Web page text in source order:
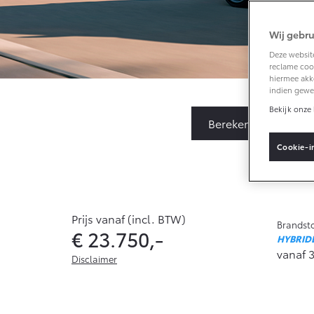
BATTERIJ-
Vanaf € 37.995,-
WATERSTOF-
Bereken Private
Prijs vanaf (incl. BTW)
€ 23.750,-
Disclaimer vanaf
Wij
Deze
reclame
hiermee
indien
Bekijk onze
Cookie-